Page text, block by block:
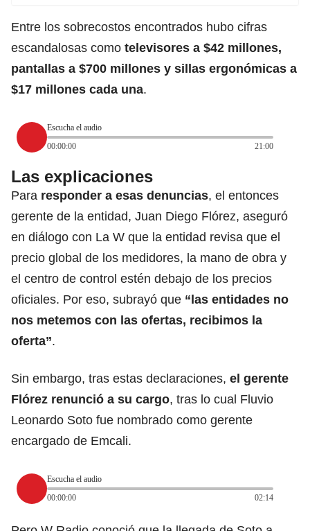
Entre los sobrecostos encontrados hubo cifras
escandalosas como televisores a $42 millones,
pantallas a $700 millones y sillas ergonómicas a
$17 millones cada una.
Escucha el audio
00:00:00
21:00
Las explicaciones
Para responder a esas denuncias, el entonces
gerente de la entidad, Juan Diego Flórez, aseguró
en diálogo con La W que la entidad revisa que el
precio global de los medidores, la mano de obra y
el centro de control estén debajo de los precios
oficiales. Por eso, subrayó que “las entidades no
nos metemos con las ofertas, recibimos la
oferta”.
Sin embargo, tras estas declaraciones, el gerente
Flórez renunció a su cargo, tras lo cual Fluvio
Leonardo Soto fue nombrado como gerente
encargado de Emcali.
Escucha el audio
00:00:00
02:14